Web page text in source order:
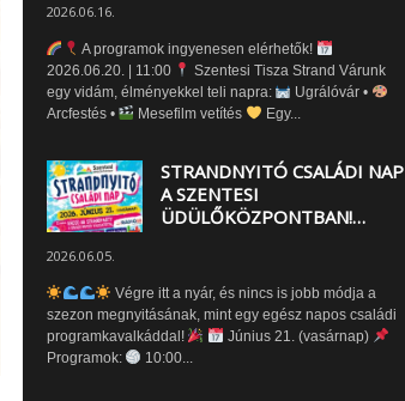
2026.06.16.
A programok ingyenesen elérhetők!
2026.06.20. | 11:00
Szentesi Tisza Strand Várunk
egy vidám, élményekkel teli napra:
Ugrálóvár •
Arcfestés •
Mesefilm vetítés Egy...
STRANDNYITÓ CSALÁDI NAP
A SZENTESI
ÜDÜLŐKÖZPONTBAN!…
2026.06.05.
Végre itt a nyár, és nincs is jobb módja a
szezon megnyitásának, mint egy egész napos családi
programkavalkáddal!
Június 21. (vasárnap)
Programok:
10:00...